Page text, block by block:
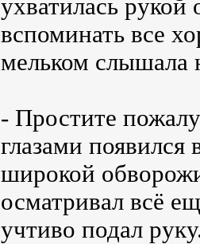
ухватилась
вспоминать все
мельком слышала
- Простите
глазами
широкой
осматривал всё
учтиво подал